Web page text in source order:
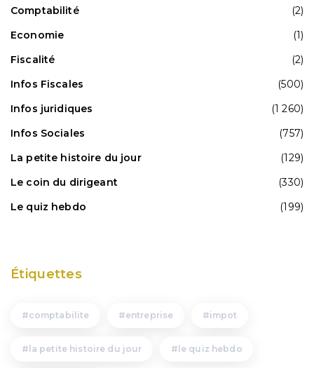
Comptabilité
(2)
Economie
(1)
Fiscalité
(2)
Infos Fiscales
(500)
Infos juridiques
(1 260)
Infos Sociales
(757)
La petite histoire du jour
(129)
Le coin du dirigeant
(330)
Le quiz hebdo
(199)
Étiquettes
comptabilite entreprise impot
la petite histoire du jour le quiz hebdo